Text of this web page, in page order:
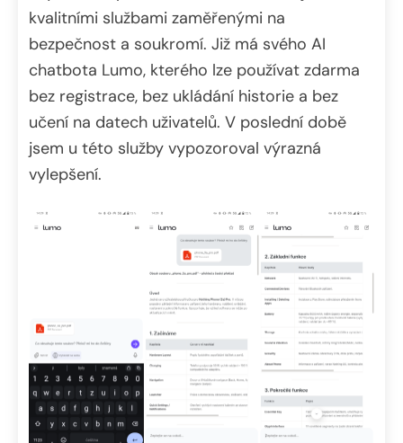
kvalitními službami zaměřenými na
bezpečnost a soukromí. Již má svého AI
chatbota Lumo, kterého lze používat zdarma
bez registrace, bez ukládání historie a bez
učení na datech uživatelů. V poslední době
jsem u této služby vypozoroval výrazná
vylepšení.